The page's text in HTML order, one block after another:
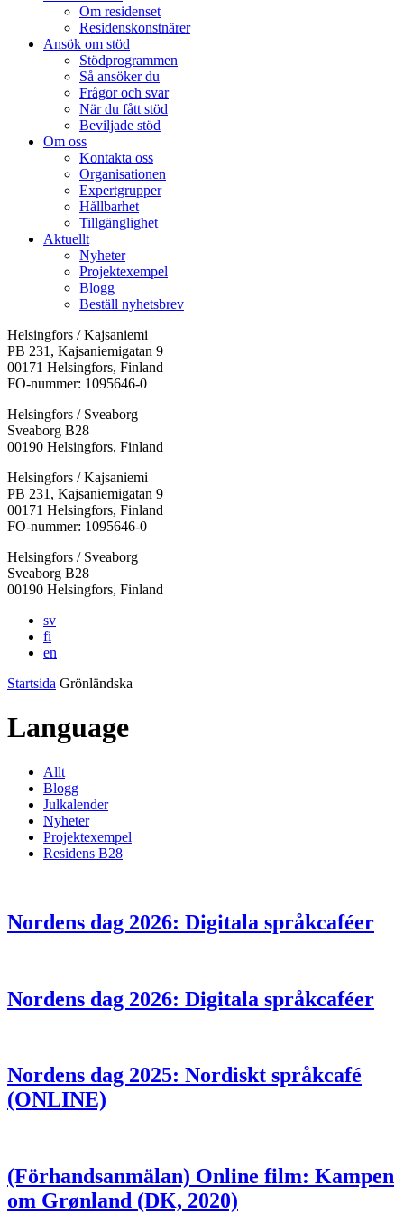
Om residenset
Residenskonstnärer
Ansök om stöd
Stödprogrammen
Så ansöker du
Frågor och svar
När du fått stöd
Beviljade stöd
Om oss
Kontakta oss
Organisationen
Expertgrupper
Hållbarhet
Tillgänglighet
Aktuellt
Nyheter
Projektexempel
Blogg
Beställ nyhetsbrev
Helsingfors / Kajsaniemi
PB 231, Kajsaniemigatan 9
00171 Helsingfors, Finland
FO-nummer: 1095646-0
Helsingfors / Sveaborg
Sveaborg B28
00190 Helsingfors, Finland
Facebook:
Öppnas
i
en
flik
Instagram:
Öppnas
i
en
flik
TikTok:
Öppnas
i
en
flik
Youtube:
Öppnas
i
en
flik
Vimeo:
Öppnas
i
en
flik
Helsingfors / Kajsaniemi
PB 231, Kajsaniemigatan 9
00171 Helsingfors, Finland
FO-nummer: 1095646-0
Helsingfors / Sveaborg
Sveaborg B28
00190 Helsingfors, Finland
sv
fi
en
Startsida Grönländska
Language
Allt
Blogg
Julkalender
Nyheter
Projektexempel
Residens B28
Nordens dag 2026: Digitala språkcaféer
Nordens dag 2026: Digitala språkcaféer
Nordens dag 2025: Nordiskt språkcafé
(ONLINE)
(Förhandsanmälan) Online film: Kampen
om Grønland (DK, 2020)